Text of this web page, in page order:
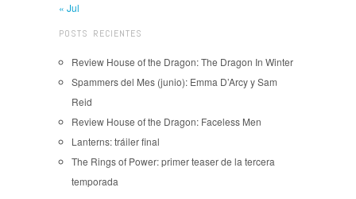
« Jul
POSTS RECIENTES
Review House of the Dragon: The Dragon In Winter
Spammers del Mes (junio): Emma D’Arcy y Sam
Reid
Review House of the Dragon: Faceless Men
Lanterns: tráiler final
The Rings of Power: primer teaser de la tercera
temporada